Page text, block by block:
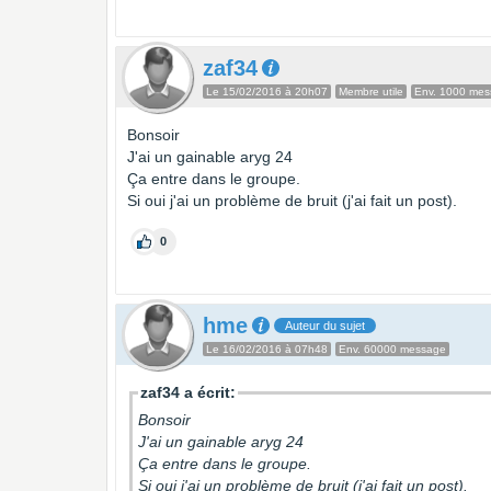
zaf34
Le 15/02/2016 à 20h07 Membre utile Env. 1000
Bonsoir
J'ai un gainable aryg 24
Ça entre dans le groupe.
Si oui j'ai un problème de bruit (j'ai fait un post).
0
hme Auteur du sujet
Le 16/02/2016 à 07h48 Env. 60000 message
zaf34 a écrit:
Bonsoir
J'ai un gainable aryg 24
Ça entre dans le groupe.
Si oui j'ai un problème de bruit (j'ai fait un post).